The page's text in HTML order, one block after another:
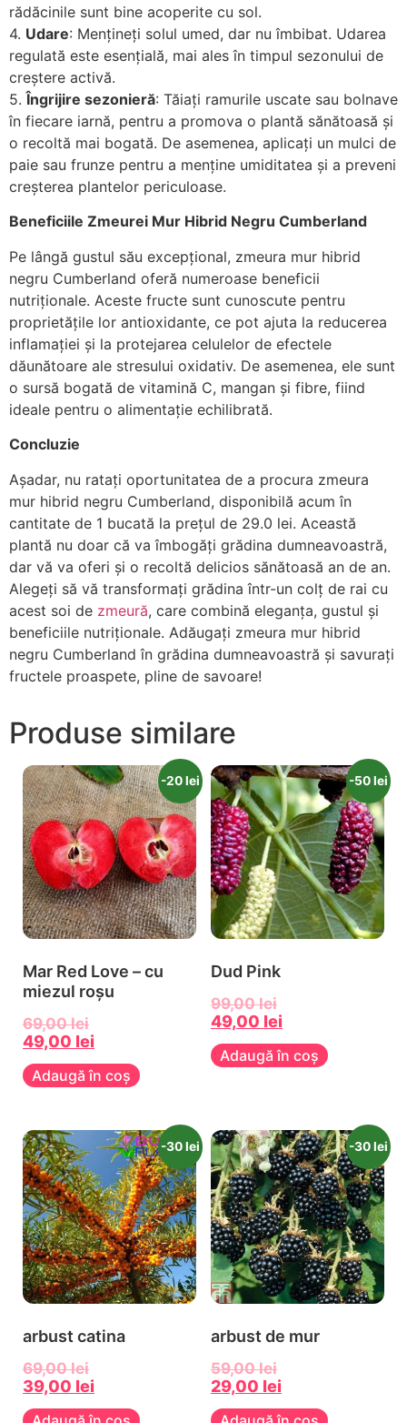
rădăcinile sunt bine acoperite cu sol.
4. Udare: Mențineți solul umed, dar nu îmbibat. Udarea
regulată este esențială, mai ales în timpul sezonului de
creștere activă.
5.Îngrijire sezonieră: Tăiați ramurile uscate sau bolnave
în fiecare iarnă, pentru a promova o plantă sănătoasă și
o recoltă mai bogată. De asemenea, aplicați un mulci de
paie sau frunze pentru a menține umiditatea și a preveni
creșterea plantelor periculoase.
Beneficiile Zmeurei Mur Hibrid Negru Cumberland
Pe lângă gustul său excepțional, zmeura mur hibrid
negru Cumberland oferă numeroase beneficii
nutriționale. Aceste fructe sunt cunoscute pentru
proprietățile lor antioxidante, ce pot ajuta la reducerea
inflamației și la protejarea celulelor de efectele
dăunătoare ale stresului oxidativ. De asemenea, ele sunt
o sursă bogată de vitamină C, mangan și fibre, fiind
ideale pentru o alimentație echilibrată.
Concluzie
Așadar, nu ratați oportunitatea de a procura zmeura
mur hibrid negru Cumberland, disponibilă acum în
cantitate de 1 bucată la prețul de 29.0 lei. Această
plantă nu doar că va îmbogăți grădina dumneavoastră,
dar vă va oferi și o recoltă delicios sănătoasă an de an.
Alegeți să vă transformați grădina într-un colț de rai cu
acest soi de zmeură, care combină eleganța, gustul și
beneficiile nutriționale. Adăugați zmeura mur hibrid
negru Cumberland în grădina dumneavoastră și savurați
fructele proaspete, pline de savoare!
Produse similare
-20 lei
Mar Red Love – cu
miezul roșu
69,00lei
49,00 lei
Adaugă în coș
-50 lei
Dud Pink
99,00lei
49,00 lei
Adaugă în coș
-30 lei
arbust catina
69,00lei
39,00 lei
-30 lei
arbust de mur
59,00lei
29,00 lei